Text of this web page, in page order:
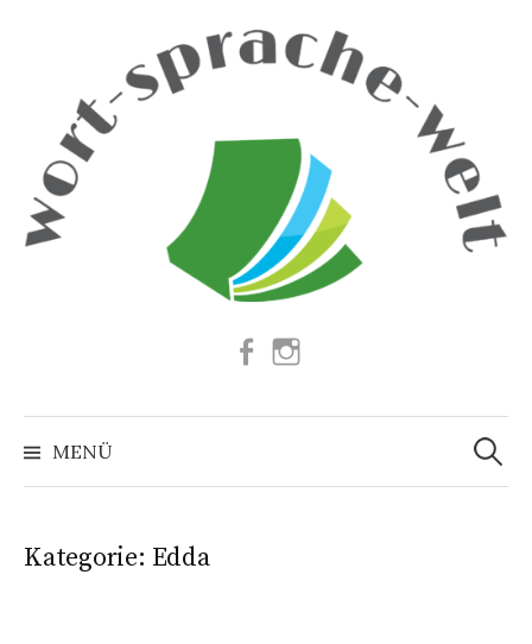
Facebook
MENÜ
Suchen
nach:
Kategorie: Edda